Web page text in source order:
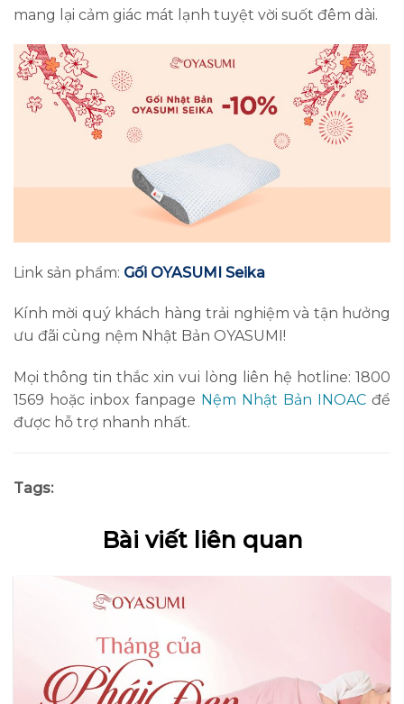
mang lại cảm giác mát lạnh tuyệt vời suốt đêm dài.
Link sản phẩm: Gối OYASUMI Seika
Kính mời quý khách hàng trải nghiệm và tận hưởng
ưu đãi cùng nệm Nhật Bản OYASUMI!
Mọi thông tin thắc xin vui lòng liên hệ hotline: 1800
1569 hoặc inbox fanpage Nệm Nhật Bản INOAC để
được hỗ trợ nhanh nhất.
Tags:
Bài viết liên quan